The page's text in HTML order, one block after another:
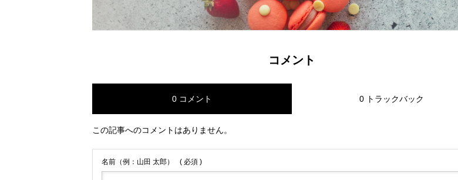
コメント
0 コメント 0 トラックバック
この記事へのコメントはありません。
名前（例：山田 太郎） ( 必須 )